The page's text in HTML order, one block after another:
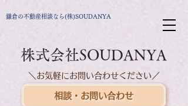
相談・お問い合わせ
鎌倉の不動産相談なら(株)SOUDANYA
株式会社SOUDANYA
＼お気軽にお問い合わせください／